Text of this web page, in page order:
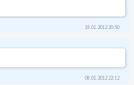
18.01.2012 20:50
08.01.2012 22:12